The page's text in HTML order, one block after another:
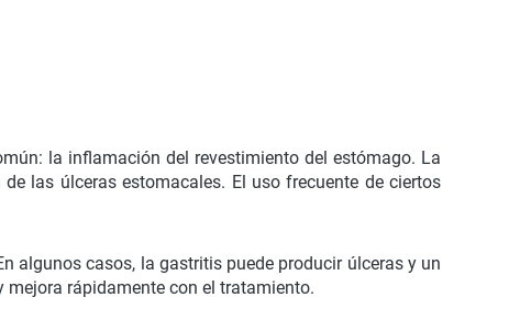
la inflamación del revestimiento del estómago. La
las úlceras estomacales. El uso frecuente de ciertos
algunos casos, la gastritis puede producir úlceras y un
mejora rápidamente con el tratamiento.